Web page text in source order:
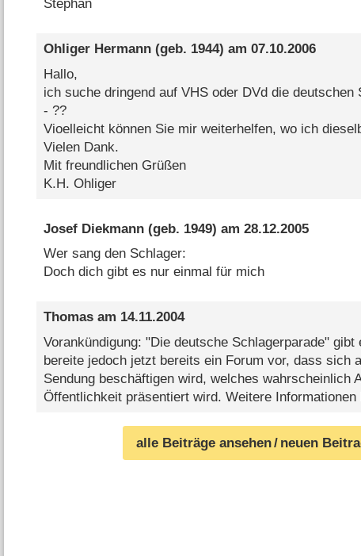
Stephan
Ohliger Hermann(geb. 1944) am 07.10.2006
Hallo,
ich suche dringend auf VHS oder DVd die deutschen
- ??
Vioelleicht können Sie mir weiterhelfen, wo ich
Vielen Dank.
Mit freundlichen Grüßen
K.H. Ohliger
Josef Diekmann(geb. 1949) am 28.12.2005
Wer sang den Schlager:
Doch dich gibt es nur einmal für mich
Thomasam 14.11.2004
Vorankündigung: "Die deutsche Schlagerparade"
bereite jedoch jetzt bereits ein Forum vor, dass sich
Sendung beschäftigen wird, welches wahrscheinlich
Öffentlichkeit präsentiert wird. Weitere
alle Beiträge ansehen/ neuen